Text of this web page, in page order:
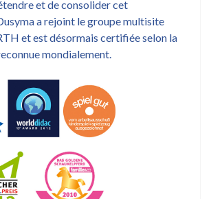
et de consolider cet
a rejoint le groupe multisite
et est désormais certifiée selon la
mondialement.